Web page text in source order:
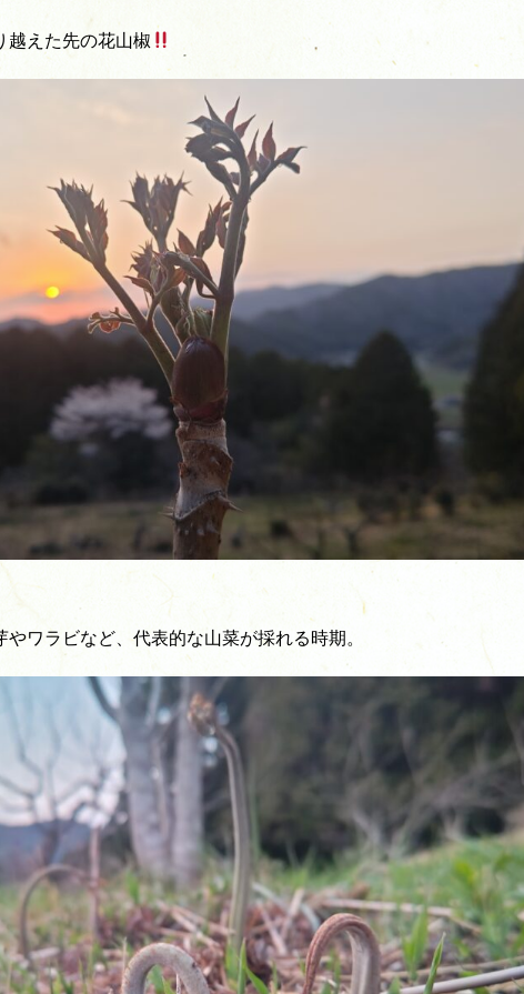
越えた先の花山椒
ワラビなど、代表的な山菜が採れる時期。